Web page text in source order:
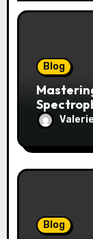
Blog
Blog